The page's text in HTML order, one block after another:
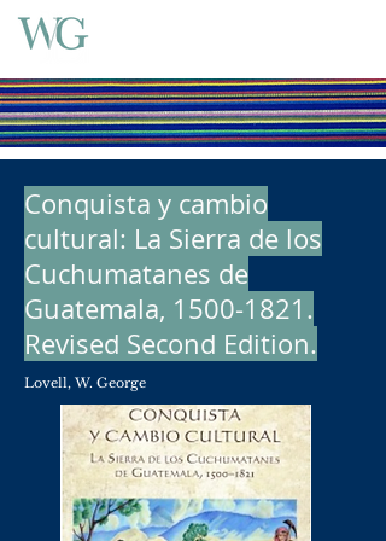
Conquista y cambio
cultural: La Sierra de los
Cuchumatanes de
Guatemala, 1500-1821 .
Revised Second Edition.
Lovell, W. George